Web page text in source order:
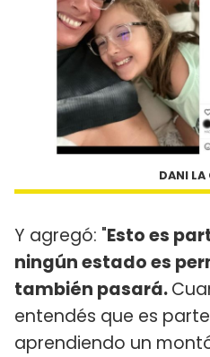
DANI LA
Y agregó: "Esto es
ningún estado es
también pasará.
entendés que es
aprendiendo un